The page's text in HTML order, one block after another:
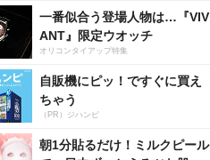
一番似合う登場人物は…『VIV
ANT』限定ウオッチ
オリコンタイアップ特集
自販機にピッ！ですぐに買え
ちゃう
（PR）ジハンピ
朝1分貼るだけ！ミルクピール